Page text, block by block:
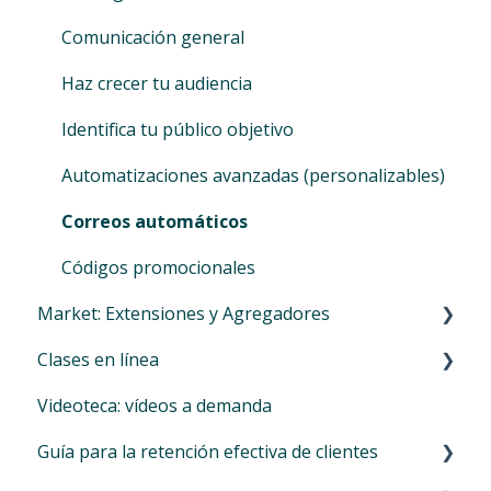
Cuentas familiares
Marketplace
Libro de caja
Cierre del día
Informes
SEPA
Auto-SEPA online
Diario de bonos de descuento
Cambiar del widget antiguo al nuevo
Widget
Facturas
Datos básicos
Instituciones financieras
Permisos y Privacidad
Locations
Pagos en línea (Wallet Eversports)
Facturas corporativas de Eversports
Comunicación general
Haz crecer tu audiencia
Identifica tu público objetivo
Automatizaciones avanzadas (personalizables)
Correos automáticos
Códigos promocionales
Market: Extensiones y Agregadores
Introducción al menú Mercado
Extensiones para reservas de agregador
Más extensiones
Clases en línea
Ofrecer clases en línea
Videoteca: vídeos a demanda
Guía para la retención efectiva de clientes